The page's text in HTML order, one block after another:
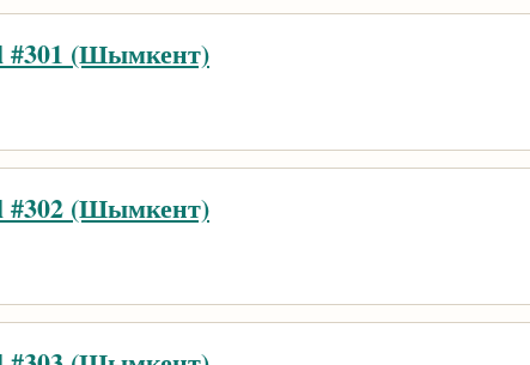
#301 (Шымкент)
#302 (Шымкент)